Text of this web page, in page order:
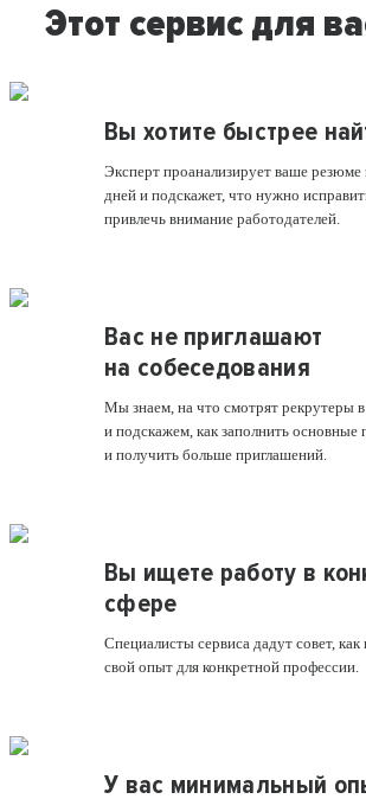
Этот сервис для
Вы хотите быстрее
Эксперт проанализирует ваше резюме
дней и подскажет, что нужно
привлечь внимание работодателей.
Вас не приглашают
на собеседования
Мы знаем, на что смотрят рекрутеры
и подскажем, как заполнить основные
и получить больше приглашений.
Вы ищете работу в
сфере
Специалисты сервиса дадут совет, как
свой опыт для конкретной профессии.
У вас минимальный